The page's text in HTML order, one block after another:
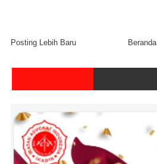
Posting Lebih Baru Beranda